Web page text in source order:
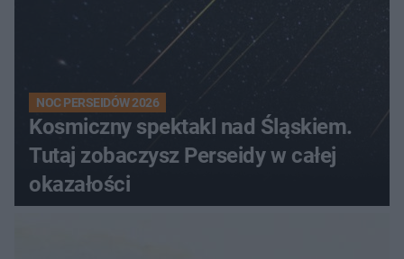
NOC PERSEIDÓW 2026
Kosmiczny spektakl nad Śląskiem.
Tutaj zobaczysz Perseidy w całej
okazałości